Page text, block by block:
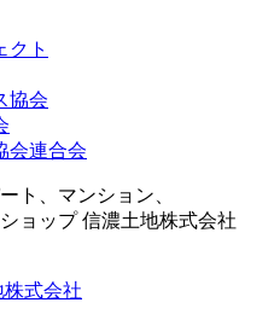
ト、マンション、
ョップ 信濃土地株式会社